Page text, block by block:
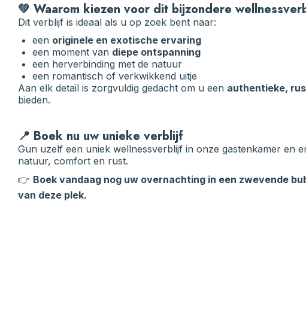
💚 Waarom kiezen voor dit bijzondere
Dit verblijf is ideaal als u op zoek bent naar:
een originele en exotische ervaring
een moment van diepe ontspanning
een herverbinding met de natuur
een romantisch of verkwikkend uitje
Aan elk detail is zorgvuldig gedacht om u een authentieke,
bieden.
📍 Boek nu uw unieke verblijf
Gun uzelf een uniek wellnessverblijf in onze gastenkamer en
natuur, comfort en rust.
👉 Boek vandaag nog uw overnachting in een zwevende
van deze plek.